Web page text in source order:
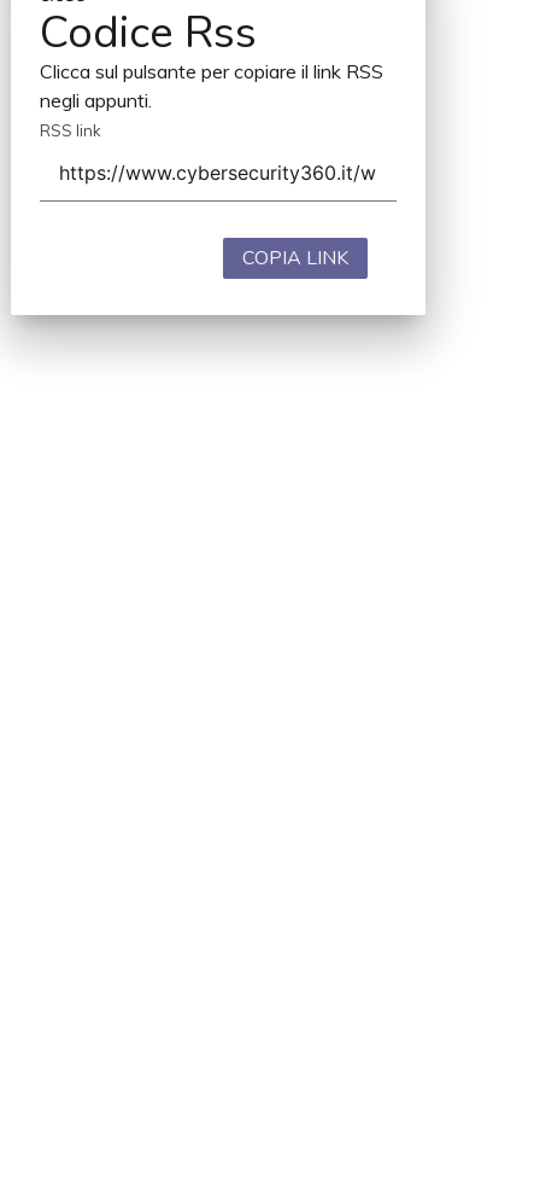
Codice Rss
Clicca sul pulsante per copiare il link RSS
negli appunti.
RSS link
COPIA LINK